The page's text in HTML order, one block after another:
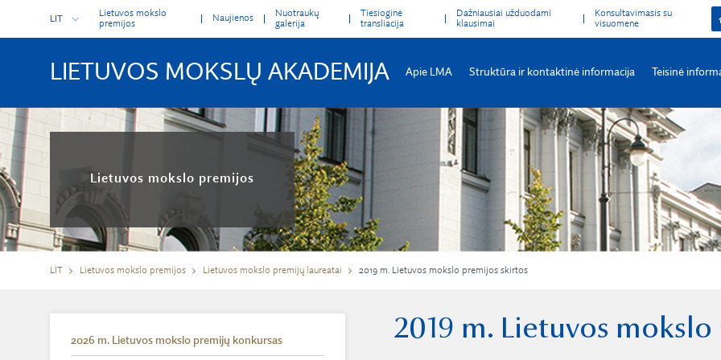
LIETUVOS MOKSLŲ AKADEMIJA
LIT
Lietuvos mokslo
premijos
Naujienos
Nuotraukų
galerija
Tiesioginė
transliacija
Dažniausiai užduodami
klausimai
Konsultavimasis su
visuomene
Apie LMA Struktūra ir kontaktinė informacija Teisinė
Lietuvos mokslo premijos
LIT Lietuvos mokslo premijos Lietuvos mokslo premijų laureatai 2019 m. Lietuvos mokslo premijos skirtos
2026 m. Lietuvos mokslo premijų konkursas 2019 m. Lietuvos